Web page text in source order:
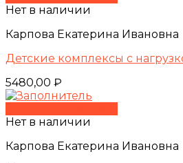
Нет в наличии
Карпова Екатерина Ивановна
Детские комплексы с
5480,00 ₽
Нет в наличии
Карпова Екатерина Ивановна